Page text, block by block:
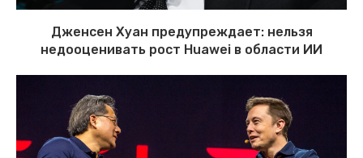
Дженсен Хуан предупреждает: нельзя
недооценивать рост Huawei в области ИИ